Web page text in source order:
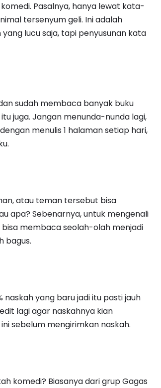
Pasalnya, hanya lewat kata-
tersenyum geli. Ini adalah
lucu saja, tapi penyusunan kata
sudah membaca banyak buku
juga. Jangan menunda-nunda lagi,
menulis 1 halaman setiap hari,
atau teman tersebut bisa
apa? Sebenarnya, untuk mengenali
membaca seolah-olah menjadi
bagus.
naskah yang baru jadi itu pasti jauh
lagi agar naskahnya kian
sebelum mengirimkan naskah.
komedi? Biasanya dari grup Gagas